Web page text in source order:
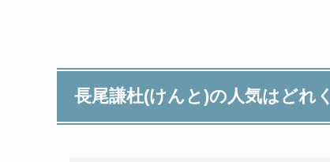
長尾謙杜(けんと)の人気はどれ